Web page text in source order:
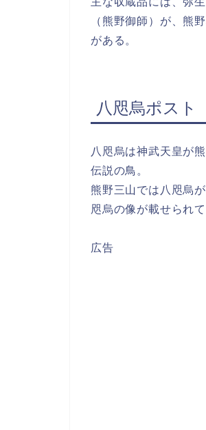
（熊野御師）が、熊
がある。
八咫烏ポスト
八咫烏は神武天皇が
伝説の鳥。
熊野三山では八咫烏
咫烏の像が載せられ
広告